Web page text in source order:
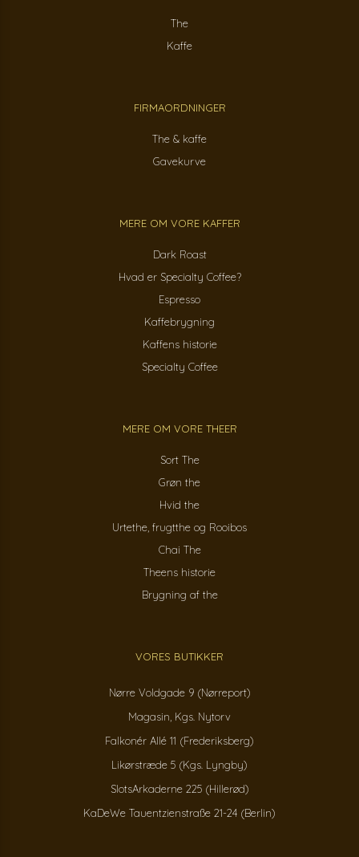
The
Kaffe
FIRMAORDNINGER
The & kaffe
Gavekurve
MERE OM VORE KAFFER
Dark Roast
Hvad er Specialty Coffee?
Espresso
Kaffebrygning
Kaffens historie
Specialty Coffee
MERE OM VORE THEER
Sort The
Grøn the
Hvid the
Urtethe, frugtthe og Rooibos
Chai The
Theens historie
Brygning af the
VORES BUTIKKER
Nørre Voldgade 9 (Nørreport)
Magasin, Kgs. Nytorv
Falkonér Allé 11 (Frederiksberg)
Likørstræde 5 (Kgs. Lyngby)
SlotsArkaderne 225 (Hillerød)
KaDeWe Tauentzienstraße 21-24 (Berlin)